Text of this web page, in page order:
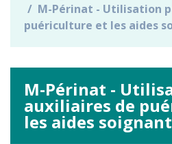
M-Périnat - Utilisation
puériculture et les aides
M-Périnat -
auxiliaires de
les aides